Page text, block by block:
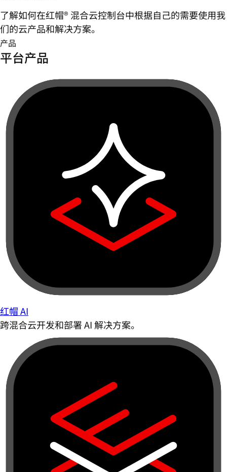
了解如何在红帽® 混合云控制台中根据自己的需要使用我
们的云产品和解决方案。
产品
平台产品
红帽 AI
跨混合云开发和部署 AI 解决方案。